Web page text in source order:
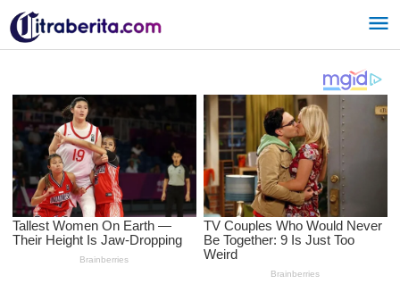
Lewati
ke
konten